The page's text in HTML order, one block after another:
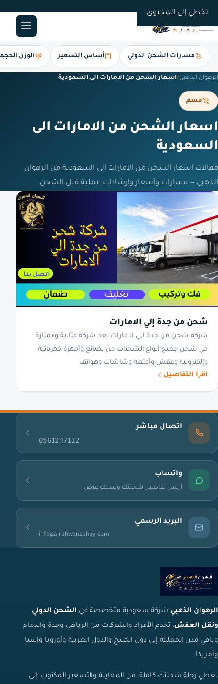
تخطي إلى المحتوى
مسارات الشحن الدولي أساس التسعير الوزن
الرهوان الذهبي/اسعار الشحن من الامارات الى السعودية
قسم
اسعار الشحن من الامارات الى
السعودية
مقالات اسعار الشحن من الامارات الى السعودية من الرهوان
الذهبي — مسارات وأسعار وإرشادات عملية قبل الشحن.
شحن من جدة إلي الامارات
شركة شحن من جدة الي الامارات تعد شركة مثالية وممتازة
في شحن جميع أنواع الشحنات من بضائع وأجهزة كهربائية
وإلكترونية وعفش وأمتعة وشاشات وهواتف
اقرأ التفاصيل
اتصال مباشر
0561247112
واتساب
أرسل تفاصيل شحنتك ويصلك عرض
البريد الرسمي
info@alrahwanzahby.com
الرهوان الذهبي شركة سعودية متخصصة في الشحن الدولي
ونقل العفش، تخدم الأفراد والشركات من الرياض وجدة والدمام
وباقي مدن المملكة إلى دول الخليج والدول العربية وأوروبا وآسيا
وأمريكا.
نغطي رحلة شحنتك كاملة: من المعاينة والتسعير المكتوب، إلى